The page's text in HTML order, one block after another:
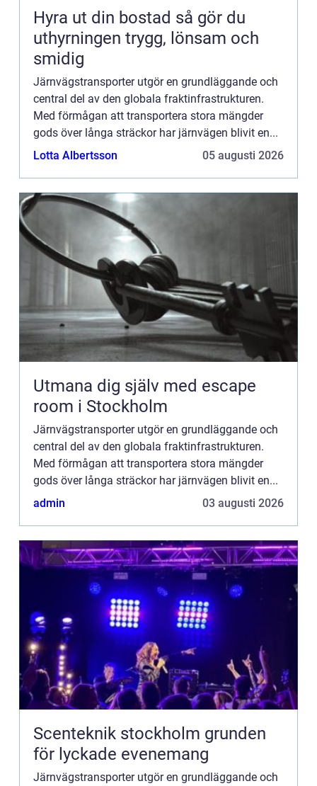
Hyra ut din bostad så gör du
uthyrningen trygg, lönsam och
smidig
Järnvägstransporter utgör en grundläggande och
central del av den globala fraktinfrastrukturen.
Med förmågan att transportera stora mängder
gods över långa sträckor har järnvägen blivit en...
Lotta Albertsson
05 augusti 2026
Utmana dig själv med escape
room i Stockholm
Järnvägstransporter utgör en grundläggande och
central del av den globala fraktinfrastrukturen.
Med förmågan att transportera stora mängder
gods över långa sträckor har järnvägen blivit en...
admin
03 augusti 2026
Scenteknik stockholm grunden
för lyckade evenemang
Järnvägstransporter utgör en grundläggande och